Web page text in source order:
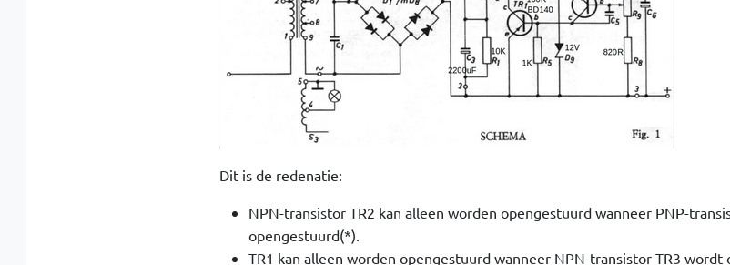
Dit is de redenatie:
NPN-transistor TR2 kan alleen worden opengestuurd wanneer PNP-
opengestuurd(*).
TR1 kan alleen worden opengestuurd wanneer NPN-transistor TR3 wordt